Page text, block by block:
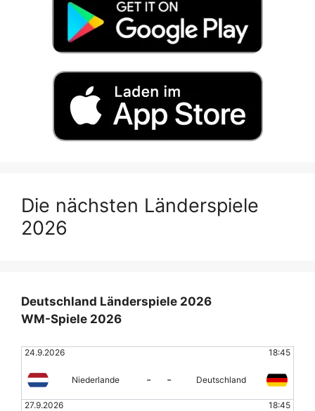
Die nächsten Länderspiele
2026
Deutschland Länderspiele 2026
WM-Spiele 2026
24.9.2026 18:45
Niederlande - - Deutschland
27.9.2026 18:45